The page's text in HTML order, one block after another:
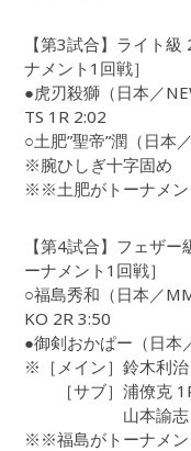
【第3試合】ライト
ナメント1回戦］
●虎刃殺獅（日本／
TS 1R 2:02
○土肥”聖帝”潤（日本
※腕ひしぎ十字固め
※※土肥がトーナメン
【第4試合】フェザ
ーナメント1回戦］
○福島秀和（日本／
KO 2R 3:50
●御剣おかぱー（日本
※［メイン］鈴木利
［サブ］浦僚克
山本諭志
※※福島がトーナメン